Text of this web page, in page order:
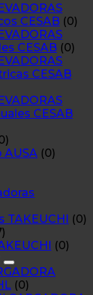
CESAB (0)
CESAB (0)
CESAB
CESAB
(0)
TAKEUCHI (0)
(0)
(0)